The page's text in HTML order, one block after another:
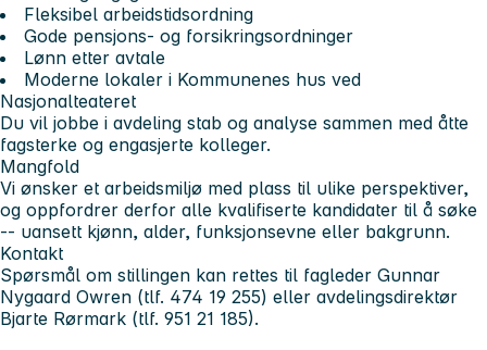
Fleksibel arbeidstidsordning
Gode pensjons- og forsikringsordninger
Lønn etter avtale
Moderne lokaler i Kommunenes hus ved
Nasjonalteateret
Du vil jobbe i avdeling stab og analyse sammen med åtte
fagsterke og engasjerte kolleger.
Mangfold
Vi ønsker et arbeidsmiljø med plass til ulike perspektiver,
og oppfordrer derfor alle kvalifiserte kandidater til å søke
-- uansett kjønn, alder, funksjonsevne eller bakgrunn.
Kontakt
Spørsmål om stillingen kan rettes til fagleder Gunnar
Nygaard Owren (tlf. 474 19 255) eller avdelingsdirektør
Bjarte Rørmark (tlf. 951 21 185).